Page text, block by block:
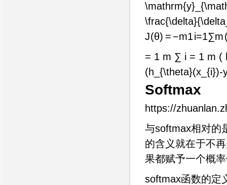
J(θ) = −m1i=1∑m
= 1 m ∑ i = 1 m (
Softmax
https://
与softmax相对的
的含义就在于不
果都赋予一个概
softmax函数的定